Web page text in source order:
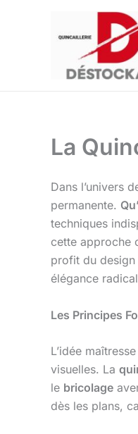
La
Dans l’univers
permanente.
techniques
cette approche
profit du design
élégance
Les Principes
L’idée
visuelles. La
le bricolage
dès les plans,